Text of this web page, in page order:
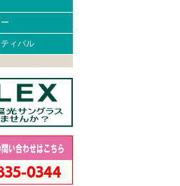
ティバル